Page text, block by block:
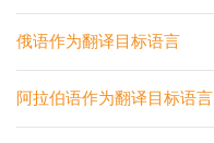
俄语作为翻译目标语言
阿拉伯语作为翻译目标语言